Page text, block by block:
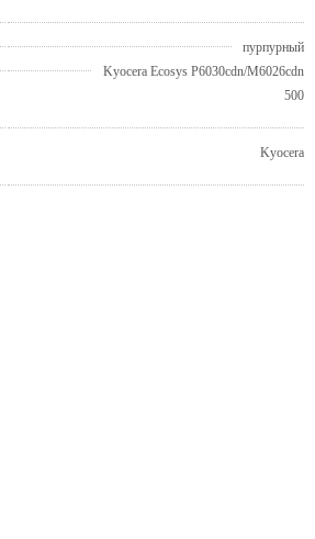
пурпурный
Kyocera Ecosys P6030cdn/M6026cdn
500
Kyocera